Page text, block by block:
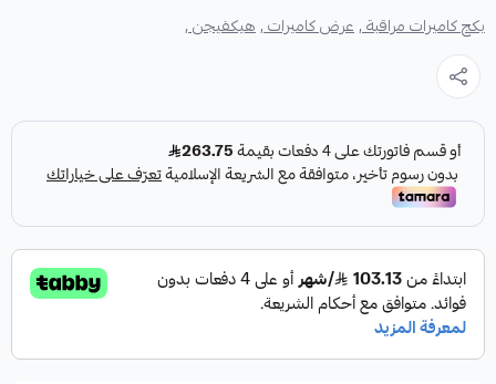
بكج كاميرات مراقبة ,عرض كاميرات ,هيكفيجن ,